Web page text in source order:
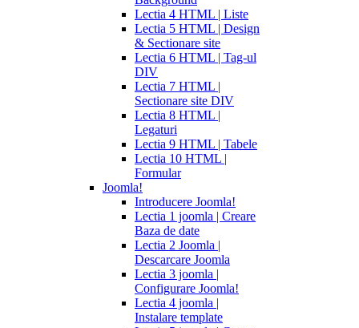
Lectia 4 HTML | Liste
Lectia 5 HTML | Design
& Sectionare site
Lectia 6 HTML | Tag-ul
DIV
Lectia 7 HTML |
Sectionare site DIV
Lectia 8 HTML |
Legaturi
Lectia 9 HTML | Tabele
Lectia 10 HTML |
Formular
Joomla!
Introducere Joomla!
Lectia 1 joomla | Creare
Baza de date
Lectia 2 Joomla |
Descarcare Joomla
Lectia 3 joomla |
Configurare Joomla!
Lectia 4 joomla |
Instalare template